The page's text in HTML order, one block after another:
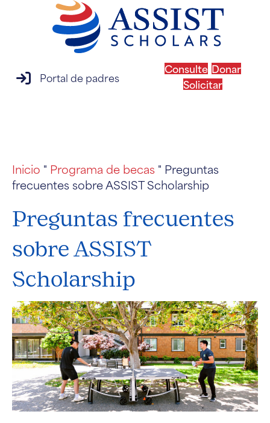
acceso al portal de padres
Portal de padres
Consulte Donar
Solicitar
Inicio " Programa de becas " Preguntas
frecuentes sobre ASSIST Scholarship
Preguntas frecuentes
sobre ASSIST
Scholarship